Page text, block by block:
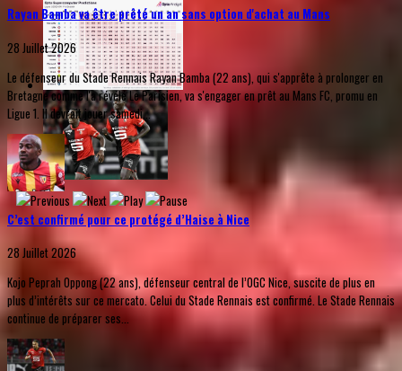
Rayan Bamba va être prêté un an sans option d'achat au Mans
28 Juillet 2026
Le défenseur du Stade Rennais Rayan Bamba (22 ans), qui s'apprête à prolonger en
Bretagne comme l'a révélé Le Parisien, va s'engager en prêt au Mans FC, promu en
Ligue 1. Il devrait jouer samedi...
C’est confirmé pour ce protégé d’Haise à Nice
28 Juillet 2026
Kojo Peprah Oppong (22 ans), défenseur central de l’OGC Nice, suscite de plus en
plus d’intérêts sur ce mercato. Celui du Stade Rennais est confirmé. Le Stade Rennais
continue de préparer ses...